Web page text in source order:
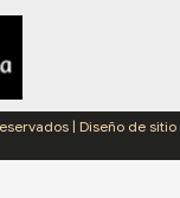
| Diseño de sitio